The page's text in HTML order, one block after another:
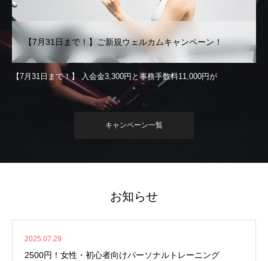
【7月31日まで！】ご新規ウェルカムキャンペーン！
【7月31日まで！】 入会金3,300円と事務手数料11,000円が
キャンペーン一覧
お知らせ
2025.07.29
2500円！女性・初心者向けパーソナルトレーニング